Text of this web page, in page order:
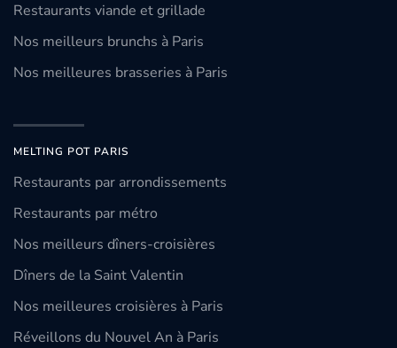
Restaurants viande et grillade
Nos meilleurs brunchs à Paris
Nos meilleures brasseries à Paris
MELTING POT PARIS
Restaurants par arrondissements
Restaurants par métro
Nos meilleurs dîners-croisières
Dîners de la Saint Valentin
Nos meilleures croisières à Paris
Réveillons du Nouvel An à Paris